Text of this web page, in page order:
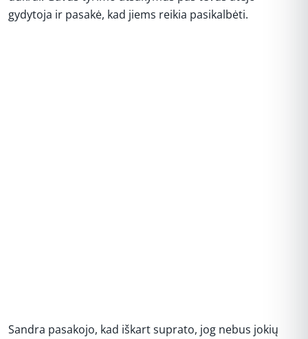
gydytoja ir pasakė, kad jiems reikia pasikalbėti.
Sandra pasakojo, kad iškart suprato, jog nebus jokių